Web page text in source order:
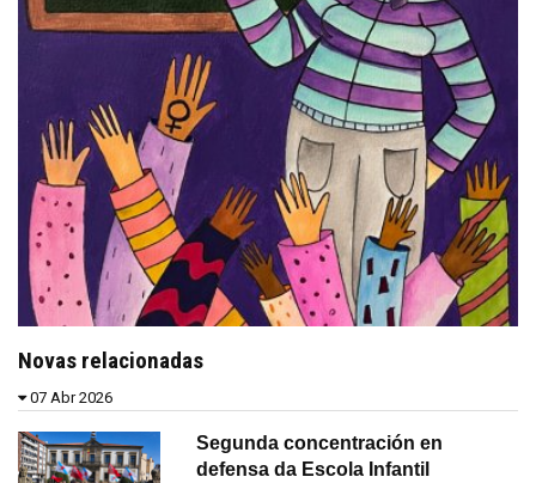
Novas relacionadas
07 Abr 2026
Segunda concentración en
defensa da Escola Infantil